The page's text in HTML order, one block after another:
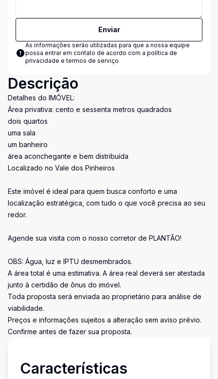
Enviar
As informações serão utilizadas para que a nossa equipe
possa entrar em contato de acordo com a política de
privacidade e termos de serviço
Descrição
Detalhes do IMÓVEL:
Área privativa: cento e sessenta metros quadrados
dois quartos
uma sala
um banheiro
área aconchegante e bem distribuída
Localizado no Vale dos Pinheiros
Este imóvel é ideal para quem busca conforto e uma
localização estratégica, com tudo o que você precisa ao seu
redor.
Agende sua visita com o nosso corretor de PLANTÃO!
OBS: Água, luz e IPTU desmembrados.
A área total é uma estimativa. A área real deverá ser atestada
junto à certidão de ônus do imóvel.
Toda proposta será enviada ao proprietário para análise de
viabilidade.
Preços e informações sujeitos a alteração sem aviso prévio.
Confirme antes de fazer sua proposta.
Características